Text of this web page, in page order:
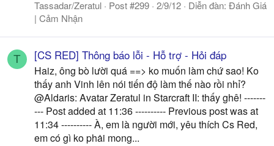
Tassadar/Zeratul Post #299 2/9/12 Diễn đàn: Đánh Giá
| Cảm Nhận
T [CS RED] Thông báo lỗi - Hỗ trợ - Hỏi đáp
Haiz, ông bò lười quá ==> ko muốn làm chứ sao! Ko
thấy anh Vinh lên nói tiến độ làm thế nào rồi nhỉ?
@Aldaris: Avatar Zeratul in Starcraft II: thấy ghê! -------
--- Post added at 11:36 ---------- Previous post was at
11:34 ---------- À, em là người mới, yêu thích Cs Red,
em có gì ko phȧi mong...